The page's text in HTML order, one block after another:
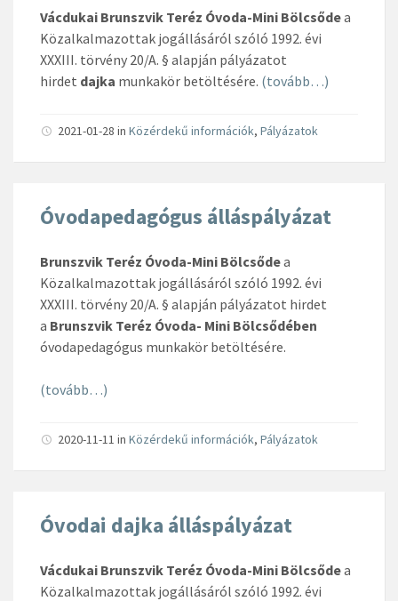
Vácdukai Brunszvik Teréz Óvoda-Mini Bölcsődea
Közalkalmazottak jogállásáról szóló 1992. évi
XXXIII. törvény 20/A. § alapján pályázatot
hirdet dajka munkakör betöltésére. (tovább…)
2021-01-28 in Közérdekű információk, Pályázatok
Óvodapedagógus álláspályázat
Brunszvik Teréz Óvoda-Mini Bölcsődea
Közalkalmazottak jogállásáról szóló 1992. évi
XXXIII. törvény 20/A. § alapján pályázatot hirdet
a Brunszvik Teréz Óvoda- Mini Bölcsődében
óvodapedagógus munkakör betöltésére.
(tovább…)
2020-11-11 in Közérdekű információk, Pályázatok
Óvodai dajka álláspályázat
Vácdukai Brunszvik Teréz Óvoda-Mini Bölcsődea
Közalkalmazottak jogállásáról szóló 1992. évi